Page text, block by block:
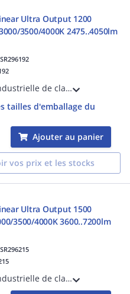
Ultra Output 1200
3500/4000K 2475..4050lm
Réglette industrielle de classe I avec flux élevé. Multi Select: sélecteur de puissance 4 niveaux et de température de couleur (3 choix). IK08, IP20, 130°, jusqu'à 150lm/W et 88 000h L70. -20..+40°C. Dim : 1168x65x74mm. ENEC. Garantie 5 ans
tailles d'emballage du
Ajouter au panier
vos prix et les stocks
Ultra Output 1500
3500/4000K 3600..7200lm
Réglette industrielle de classe I avec flux élevé. Multi Select: sélecteur de puissance 4 niveaux et de température de couleur (3 choix). IK08, IP20, 130°, jusqu'à 150lm/W et 88 000h L70. -20..+40°C. Dim : 1458x65x74mm. ENEC. Garantie 5 ans